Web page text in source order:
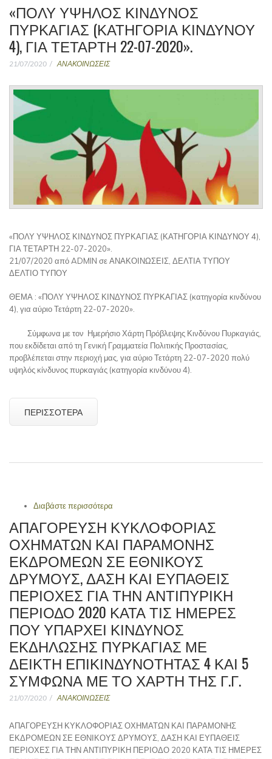
ΠΕΜΠΤΗ 23-07-2020 ΣΤΟ ΔΗΜΟ ΕΥΡΩΤΑ
«ΠΟΛΥ ΥΨΗΛΟΣ ΚΙΝΔΥΝΟΣ
ΠΥΡΚΑΓΙΑΣ (ΚΑΤΗΓΟΡΙΑ ΚΙΝΔΥΝΟΥ
4), ΓΙΑ ΤΕΤΑΡΤΗ 22-07-2020».
21/07/2020 ΑΝΑΚΟΙΝΩΣΕΙΣ
«ΠΟΛΥ ΥΨΗΛΟΣ ΚΙΝΔΥΝΟΣ ΠΥΡΚΑΓΙΑΣ (ΚΑΤΗΓΟΡΙΑ ΚΙΝΔΥΝΟΥ 4),
ΓΙΑ ΤΕΤΑΡΤΗ 22-07-2020».
21/07/2020 από ADMIN σε ΑΝΑΚΟΙΝΩΣΕΙΣ, ΔΕΛΤΙΑ ΤΥΠΟΥ
ΔΕΛΤΙΟ ΤΥΠΟΥ
ΘΕΜΑ : «ΠΟΛΥ ΥΨΗΛΟΣ ΚΙΝΔΥΝΟΣ ΠΥΡΚΑΓΙΑΣ (κατηγορία κινδύνου
4), για αύριο Τετάρτη 22-07-2020».
Σύμφωνα με τον Ημερήσιο Χάρτη Πρόβλεψης Κινδύνου Πυρκαγιάς,
που εκδίδεται από τη Γενική Γραμματεία Πολιτικής Προστασίας,
προβλέπεται στην περιοχή μας, για αύριο Τετάρτη 22-07-2020 πολύ
υψηλός κίνδυνος πυρκαγιάς (κατηγορία κινδύνου 4).
ΠΕΡΙΣΣΌΤΕΡΑ
Διαβάστε περισσότερα
ΓΙΑ ΤΕΤΑΡΤΗ 22-07-2020».
ΑΠΑΓΟΡΕΥΣΗ ΚΥΚΛΟΦΟΡΙΑΣ
ΟΧΗΜΑΤΩΝ ΚΑΙ ΠΑΡΑΜΟΝΗΣ
ΕΚΔΡΟΜΕΩΝ ΣΕ ΕΘΝΙΚΟΥΣ
ΔΡΥΜΟΥΣ, ΔΑΣΗ ΚΑΙ ΕΥΠΑΘΕΙΣ
ΠΕΡΙΟΧΕΣ ΓΙΑ ΤΗΝ ΑΝΤΙΠΥΡΙΚΗ
ΠΕΡΙΟΔΟ 2020 ΚΑΤΑ ΤΙΣ ΗΜΕΡΕΣ
ΠΟΥ ΥΠΑΡΧΕΙ ΚΙΝΔΥΝΟΣ
ΕΚΔΗΛΩΣΗΣ ΠΥΡΚΑΓΙΑΣ ΜΕ
ΔΕΙΚΤΗ ΕΠΙΚΙΝΔΥΝΟΤΗΤΑΣ 4 ΚΑΙ 5
ΣΥΜΦΩΝΑ ΜΕ ΤΟ ΧΑΡΤΗ ΤΗΣ Γ.Γ.
21/07/2020 ΑΝΑΚΟΙΝΩΣΕΙΣ
ΑΠΑΓΟΡΕΥΣΗ ΚΥΚΛΟΦΟΡΙΑΣ ΟΧΗΜΑΤΩΝ ΚΑΙ ΠΑΡΑΜΟΝΗΣ
ΕΚΔΡΟΜΕΩΝ ΣΕ ΕΘΝΙΚΟΥΣ ΔΡΥΜΟΥΣ, ΔΑΣΗ ΚΑΙ ΕΥΠΑΘΕΙΣ
ΠΕΡΙΟΧΕΣ ΓΙΑ ΤΗΝ ΑΝΤΙΠΥΡΙΚΗ ΠΕΡΙΟΔΟ 2020 ΚΑΤΑ ΤΙΣ ΗΜΕΡΕΣ